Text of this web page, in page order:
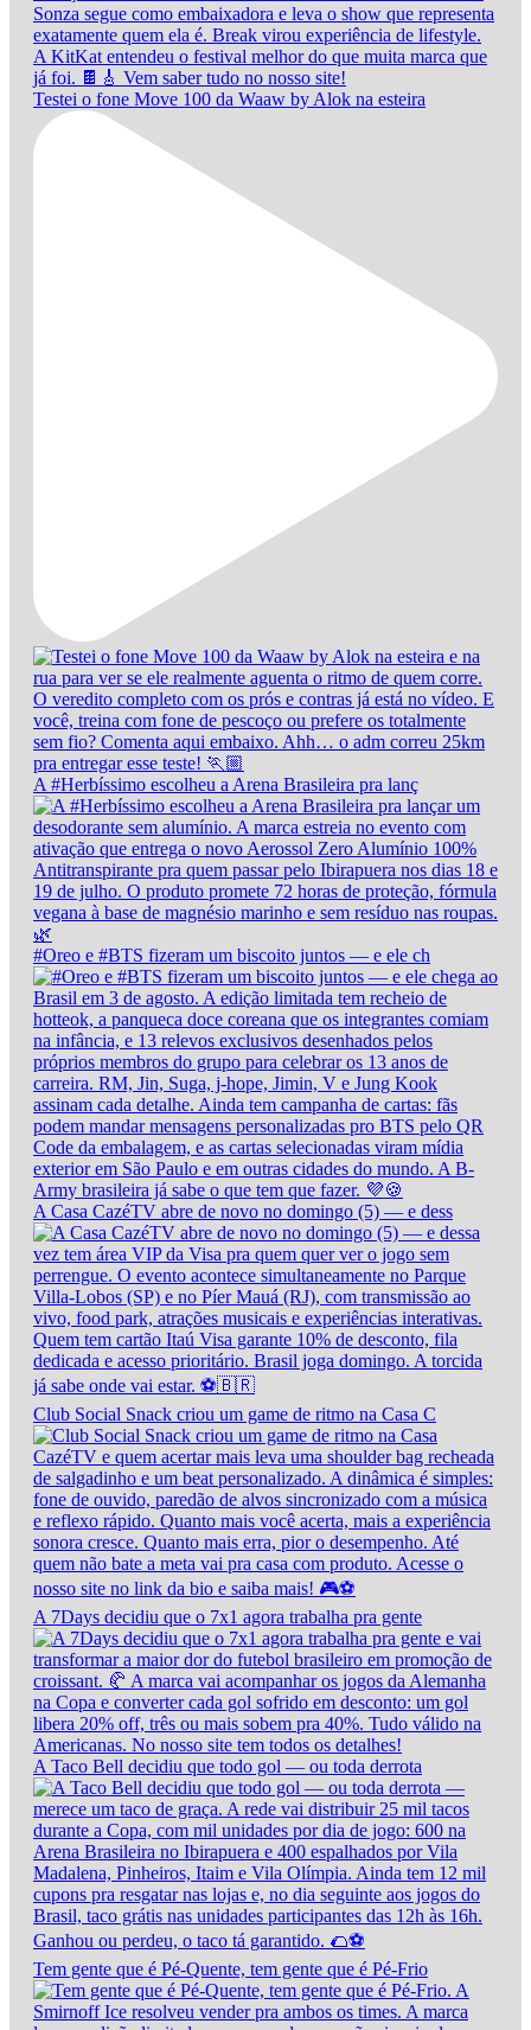
Testei o fone Move 100 da Waaw by Alok na esteira
A #Herbíssimo escolheu a Arena Brasileira pra lanç
#Oreo e #BTS fizeram um biscoito juntos — e ele ch
A Casa CazéTV abre de novo no domingo (5) — e dess
Club Social Snack criou um game de ritmo na Casa C
A 7Days decidiu que o 7x1 agora trabalha pra gente
A Taco Bell decidiu que todo gol — ou toda derrota
Tem gente que é Pé-Quente, tem gente que é Pé-Frio